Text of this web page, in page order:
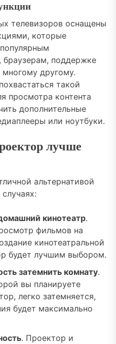
телевизоров оснащены
которые
поддержке
многому другому.
такой
просмотра контента
дополнительные
или ноутбуки.
лучше
альтернативой
кинотеатр.
фильмов на
кинотеатральной
будет лучшим выбором.
затемнить комнату.
вы планируете
легко затемняется,
будет максимально
. Проектор и